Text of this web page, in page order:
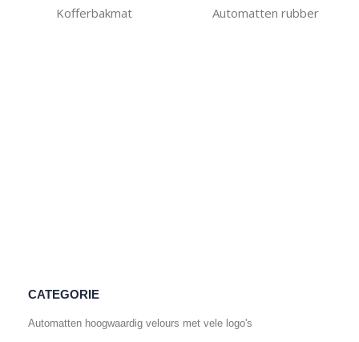
Kofferbakmat Automatten rubber
CATEGORIE
Automatten hoogwaardig velours met vele logo's